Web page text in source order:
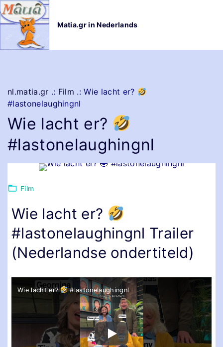
G
a
Matia.gr in Nederlands
nl.matia.gr .: Film .:Wie lacht er?
#lastonelaughingnl
Wie lacht er?
#lastonelaughingnl
Film
Wie lacht er?
#lastonelaughingnl Trailer
(Nederlandse ondertiteld)
Wie lacht er? #lastonelaughingnl